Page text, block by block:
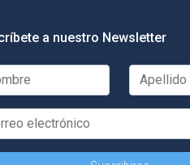
a nuestro Newsletter